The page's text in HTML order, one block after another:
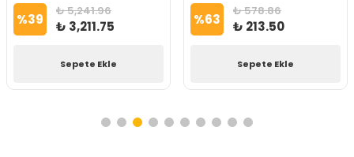
%39 ₺ 5,241.96
₺ 3,211.75
Sepete Ekle
%63 ₺ 578.86
₺ 213.50
Sepete Ekle